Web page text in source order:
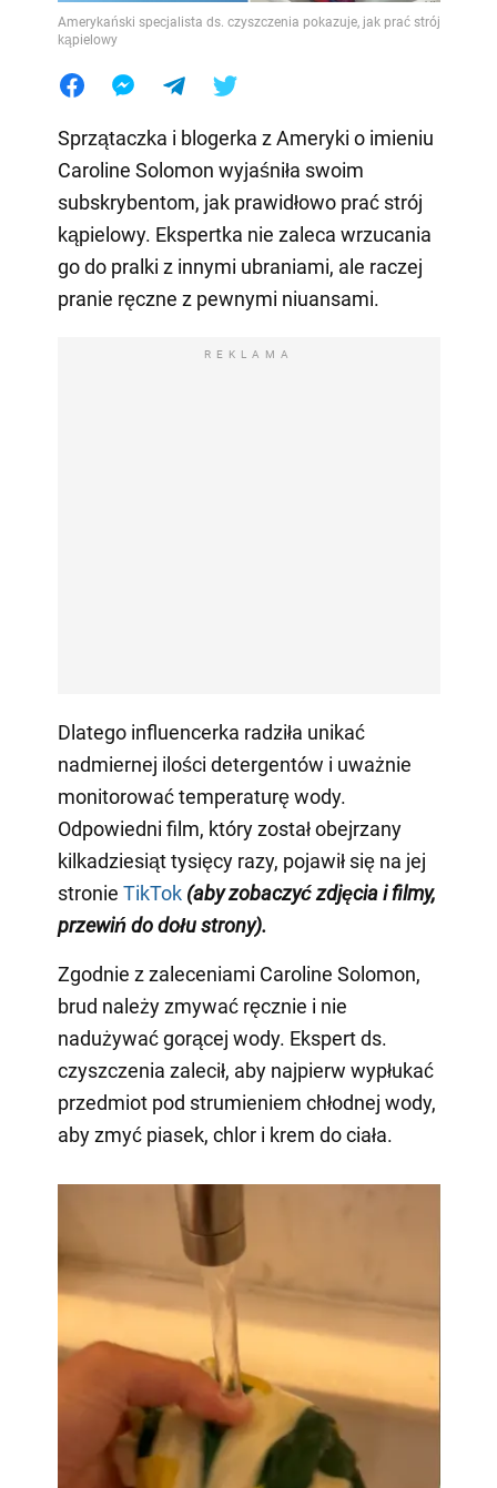
Amerykański specjalista ds. czyszczenia pokazuje, jak prać strój
kąpielowy
Sprzątaczka i blogerka z Ameryki o imieniu
Caroline Solomon wyjaśniła swoim
subskrybentom, jak prawidłowo prać strój
kąpielowy. Ekspertka nie zaleca wrzucania
go do pralki z innymi ubraniami, ale raczej
pranie ręczne z pewnymi niuansami.
REKLAMA
Dlatego influencerka radziła unikać
nadmiernej ilości detergentów i uważnie
monitorować temperaturę wody.
Odpowiedni film, który został obejrzany
kilkadziesiąt tysięcy razy, pojawił się na jej
stronie TikTok (aby zobaczyć zdjęcia i filmy,
przewiń do dołu strony).
Zgodnie z zaleceniami Caroline Solomon,
brud należy zmywać ręcznie i nie
nadużywać gorącej wody. Ekspert ds.
czyszczenia zalecił, aby najpierw wypłukać
przedmiot pod strumieniem chłodnej wody,
aby zmyć piasek, chlor i krem do ciała.